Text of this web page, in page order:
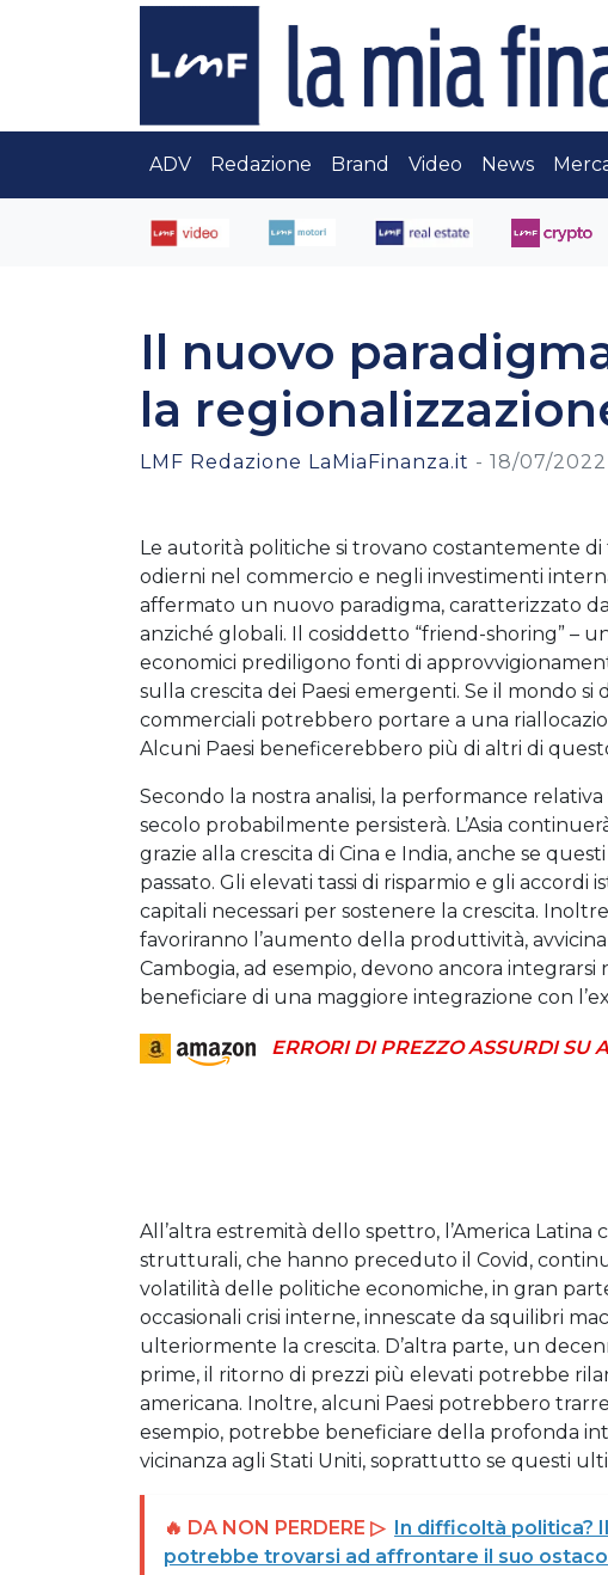
ADV Redazione Brand Video News
Il nuovo
la
LMF Redazione LaMiaFinanza.it - 18/07/2022
Le autorità politiche si trovano costantemente
odierni nel commercio e negli investimenti
affermato un nuovo paradigma, caratterizzato
anziché globali. Il cosiddetto “friend-shoring” –
economici prediligono fonti di
sulla crescita dei Paesi emergenti. Se il mondo
commerciali potrebbero portare a una
Alcuni Paesi beneficerebbero più di altri di
Secondo la nostra analisi, la performance
secolo probabilmente persisterà. L’Asia
grazie alla crescita di Cina e India, anche se
passato. Gli elevati tassi di risparmio e gli
capitali necessari per sostenere la crescita.
favoriranno l’aumento della produttività,
Cambogia, ad esempio, devono ancora
beneficiare di una maggiore integrazione con
ERRORI DI PREZZO ASSURDI SU
All’altra estremità dello spettro, l’America
strutturali, che hanno preceduto il Covid,
volatilità delle politiche economiche, in gran
occasionali crisi interne, innescate da squilibri
ulteriormente la crescita. D’altra parte, un
prime, il ritorno di prezzi più elevati potrebbe
americana. Inoltre, alcuni Paesi potrebbero
esempio, potrebbe beneficiare della profonda
vicinanza agli Stati Uniti, soprattutto se questi
🔥 DA NON PERDERE ▷ In difficoltà politica?
potrebbe trovarsi ad affrontare il suo